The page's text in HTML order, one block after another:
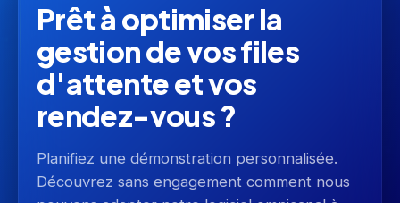
Prêt à optimiser la
gestion de vos files
d'attente et vos
rendez-vous ?
Planifiez une démonstration personnalisée.
Découvrez sans engagement comment nous